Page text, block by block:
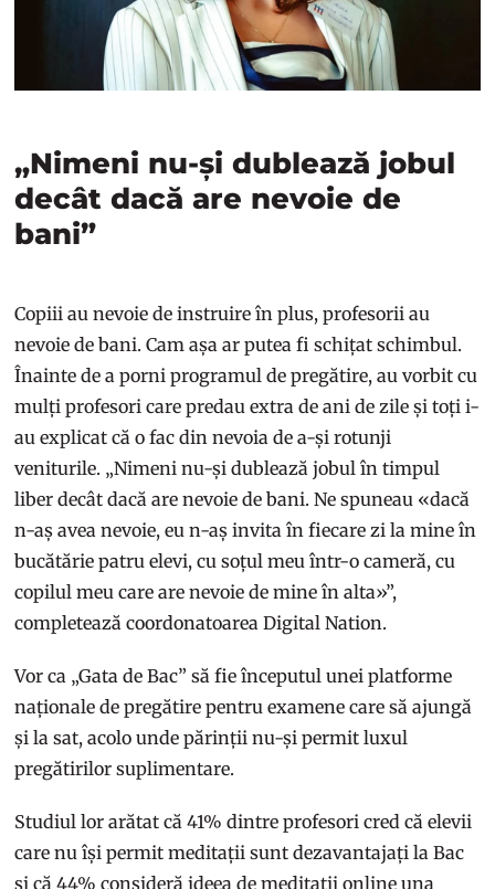
„Nimeni nu-și dublează jobul
decât dacă are nevoie de
bani”
Copiii au nevoie de instruire în plus, profesorii au
nevoie de bani. Cam așa ar putea fi schițat schimbul.
Înainte de a porni programul de pregătire, au vorbit cu
mulți profesori care predau extra de ani de zile și toți i-
au explicat că o fac din nevoia de a-și rotunji
veniturile. „Nimeni nu-și dublează jobul în timpul
liber decât dacă are nevoie de bani. Ne spuneau «dacă
n-aș avea nevoie, eu n-aș invita în fiecare zi la mine în
bucătărie patru elevi, cu soțul meu într-o cameră, cu
copilul meu care are nevoie de mine în alta»”,
completează coordonatoarea Digital Nation.
Vor ca „Gata de Bac” să fie începutul unei platforme
naționale de pregătire pentru examene care să ajungă
și la sat, acolo unde părinții nu-și permit luxul
pregătirilor suplimentare.
Studiul lor arătat că 41% dintre profesori cred că elevii
care nu își permit meditații sunt dezavantajați la Bac
și că 44% consideră ideea de meditații online una